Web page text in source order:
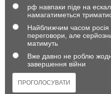
рф навпаки піде на
намагатиметься
Найближчим часом
переговори, але
матимуть
Вже давно не роблю
завершення війни